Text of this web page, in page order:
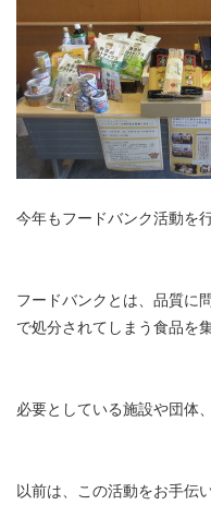
今年もフードバンク活動を
フードバンクとは、品質に
で処分されてしまう食品を集
必要としている施設や団体
以前は、この活動をお手伝